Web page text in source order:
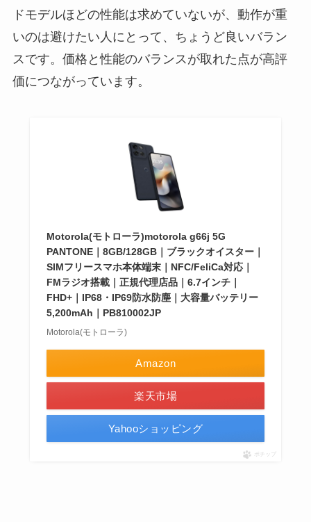
ドモデルほどの性能は求めていないが、動作が重
いのは避けたい人にとって、ちょうど良いバラン
スです。価格と性能のバランスが取れた点が高評
価につながっています。
Motorola(モトローラ)motorola g66j 5G
PANTONE｜8GB/128GB｜ブラックオイスター｜
SIMフリースマホ本体端末｜NFC/FeliCa対応｜
FMラジオ搭載｜正規代理店品｜6.7インチ｜
FHD+｜IP68・IP69防水防塵｜大容量バッテリー
5,200mAh｜PB810002JP
Motorola(モトローラ)
Amazon
楽天市場
Yahooショッピング
ポチップ